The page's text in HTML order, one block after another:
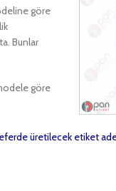
göre
Bunlar
göre
üretilecek etiket